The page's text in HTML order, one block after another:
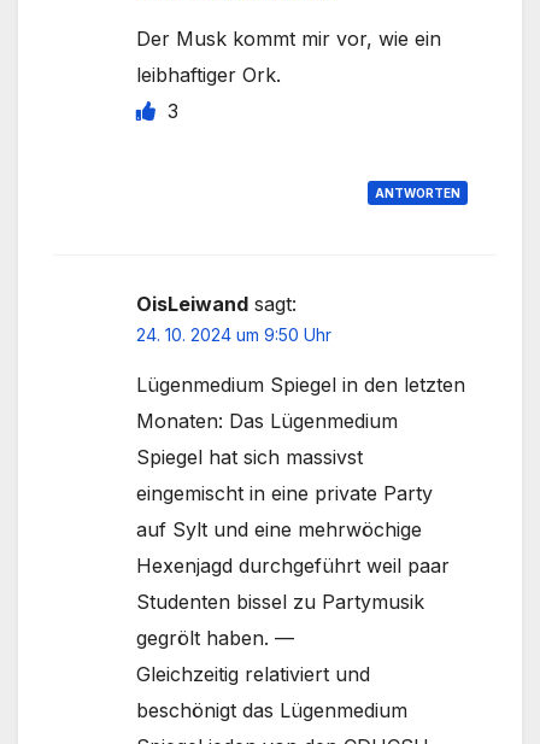
Der Musk kommt mir vor, wie ein
leibhaftiger Ork.
3
ANTWORTEN
OisLeiwand sagt:
24. 10. 2024 um 9:50 Uhr
Lügenmedium Spiegel in den letzten
Monaten: Das Lügenmedium
Spiegel hat sich massivst
eingemischt in eine private Party
auf Sylt und eine mehrwöchige
Hexenjagd durchgeführt weil paar
Studenten bissel zu Partymusik
gegrölt haben. —
Gleichzeitig relativiert und
beschönigt das Lügenmedium